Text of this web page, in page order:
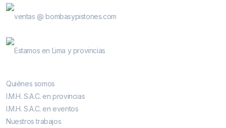
ventas @ bombasypistones.com
Estamos en Lima y provincias
Quiénes somos
I.M.H. S.A.C. en provincias
I.M.H. S.A.C. en eventos
Nuestros trabajos